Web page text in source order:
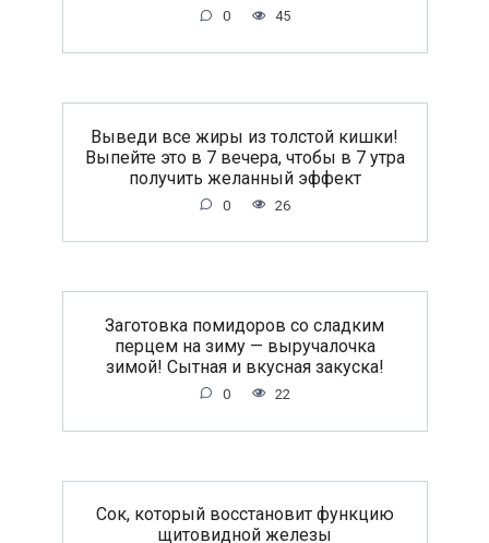
0 45
Выведи все жиры из толстой кишки!
Выпейте это в 7 вечера, чтобы в 7 утра
получить желанный эффект
0 26
Заготовка помидоров со сладким
перцем на зиму — выручалочка
зимой! Сытная и вкусная закуска!
0 22
Сок, который восстановит функцию
щитовидной железы